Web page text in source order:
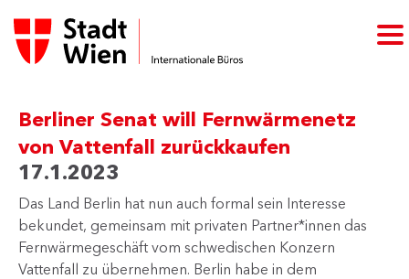
Berliner Senat will Fernwärmenetz
von Vattenfall zurückkaufen
17.1.2023
Das Land Berlin hat nun auch formal ​sein Interesse
bekundet, gemeinsam mit privaten Partner*innen das
Fernwärmegeschäft vom schwedischen Konzern
Vattenfall zu übernehmen. Berlin habe in dem